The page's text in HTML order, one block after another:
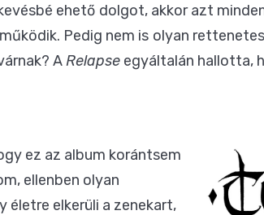
ehető dolgot, akkor azt
Pedig nem is olyan
ARelapse egyáltalán hallotta,
ez az album korántsem
ellenben olyan
életre elkerüli a zenekart,